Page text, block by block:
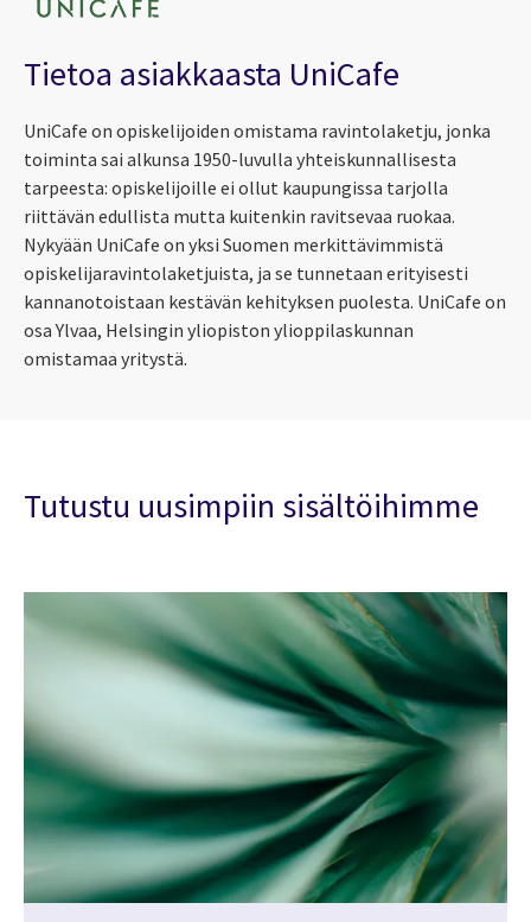
Tietoa asiakkaasta UniCafe
UniCafe on opiskelijoiden omistama ravintolaketju, jonka
toiminta sai alkunsa 1950-luvulla yhteiskunnallisesta
tarpeesta: opiskelijoille ei ollut kaupungissa tarjolla
riittävän edullista mutta kuitenkin ravitsevaa ruokaa.
Nykyään UniCafe on yksi Suomen merkittävimmistä
opiskelijaravintolaketjuista, ja se tunnetaan erityisesti
kannanotoistaan kestävän kehityksen puolesta. UniCafe on
osa Ylvaa, Helsingin yliopiston ylioppilaskunnan
omistamaa yritystä.
Tutustu uusimpiin sisältöihimme